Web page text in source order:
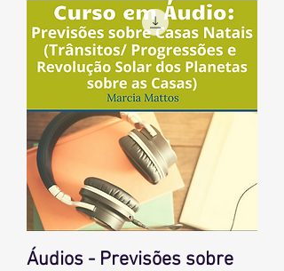
Áudios - Previsões sobre